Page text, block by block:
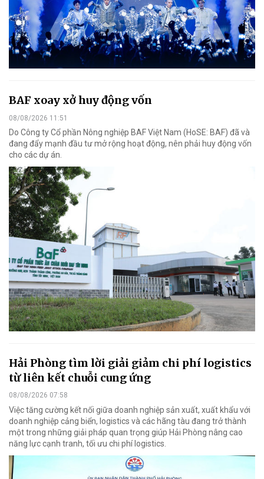
BAF xoay xở huy động vốn
08/08/2026 11:51
Do Công ty Cổ phần Nông nghiệp BAF Việt Nam (HoSE: BAF) đã và
đang đẩy mạnh đầu tư mở rộng hoạt động, nên phải huy động vốn
cho các dự án.
Hải Phòng tìm lời giải giảm chi phí logistics
từ liên kết chuỗi cung ứng
08/08/2026 07:58
Việc tăng cường kết nối giữa doanh nghiệp sản xuất, xuất khẩu với
doanh nghiệp cảng biển, logistics và các hãng tàu đang trở thành
một trong những giải pháp quan trọng giúp Hải Phòng nâng cao
năng lực cạnh tranh, tối ưu chi phí logistics.